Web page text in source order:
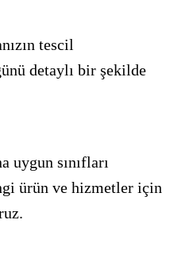
tescil
detaylı bir şekilde
uygun sınıfları
ürün ve hizmetler için